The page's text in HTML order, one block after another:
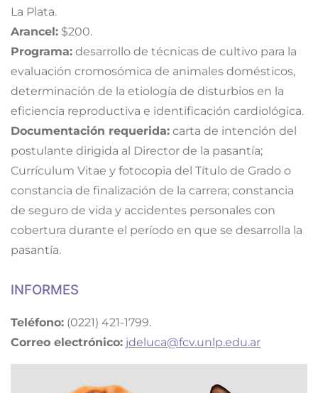
La Plata.
Arancel: $200.
Programa: desarrollo de técnicas de cultivo para la
evaluación cromosómica de animales domésticos,
determinación de la etiología de disturbios en la
eficiencia reproductiva e identificación cardiológica.
Documentación requerida: carta de intención del
postulante dirigida al Director de la pasantía;
Currículum Vitae y fotocopia del Título de Grado o
constancia de finalización de la carrera; constancia
de seguro de vida y accidentes personales con
cobertura durante el período en que se desarrolla la
pasantía.
INFORMES
Teléfono: (0221) 421-1799.
Correo electrónico: jdeluca@fcv.unlp.edu.ar